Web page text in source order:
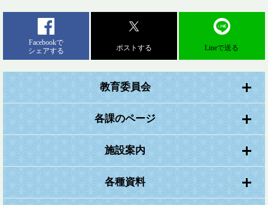
Facebookで
シェアする
ポストする Lineで送る
教育委員会
各課のページ
施設案内
各種資料